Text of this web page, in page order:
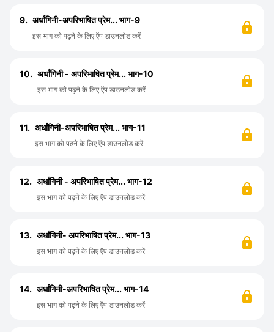
9. अर्धांगिनी-अपरिभाषित प्रेम... भाग-9
इस भाग को पढ़ने के लिए ऍप डाउनलोड करें
10. अर्धांगिनी - अपरिभाषित प्रेम... भाग-10
इस भाग को पढ़ने के लिए ऍप डाउनलोड करें
11. अर्धांगिनी-अपरिभाषित प्रेम... भाग-11
इस भाग को पढ़ने के लिए ऍप डाउनलोड करें
12. अर्धांगिनी - अपरिभाषित प्रेम... भाग-12
इस भाग को पढ़ने के लिए ऍप डाउनलोड करें
13. अर्धांगिनी- अपरिभाषित प्रेम... भाग-13
इस भाग को पढ़ने के लिए ऍप डाउनलोड करें
14. अर्धांगिनी-अपरिभाषित प्रेम... भाग-14
इस भाग को पढ़ने के लिए ऍप डाउनलोड करें